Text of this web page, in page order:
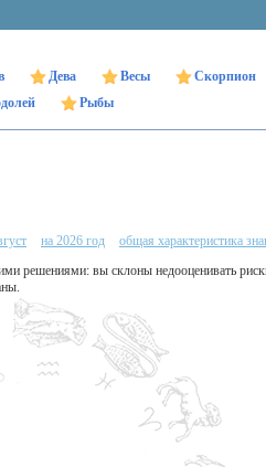
Дева Весы Скорпион
Рыбы
на 2026 год
общая характеристика
решениями: вы склоны недооценивать